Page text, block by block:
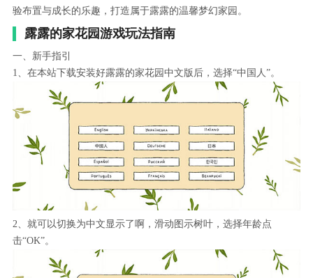
验布置与成长的乐趣，打造属于露露的温馨梦幻家园。
露露的家花园游戏玩法指南
一、新手指引
1、在本站下载安装好露露的家花园中文版后，选择“中国人”。
2、就可以切换为中文显示了啊，滑动图示树叶，选择年龄点
击“OK”。